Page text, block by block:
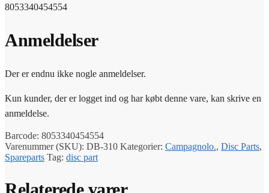
8053340454554
Anmeldelser
Der er endnu ikke nogle anmeldelser.
Kun kunder, der er logget ind og har købt denne vare, kan skrive en
anmeldelse.
Barcode: 8053340454554
Varenummer (SKU): DB-310 Kategorier: Campagnolo., Disc Parts,
Spareparts Tag: disc part